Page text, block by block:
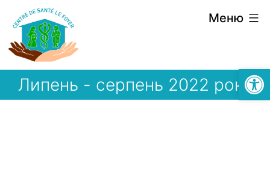
Перейти
до
вмісту
Меню
Липень - серпень 2022 року